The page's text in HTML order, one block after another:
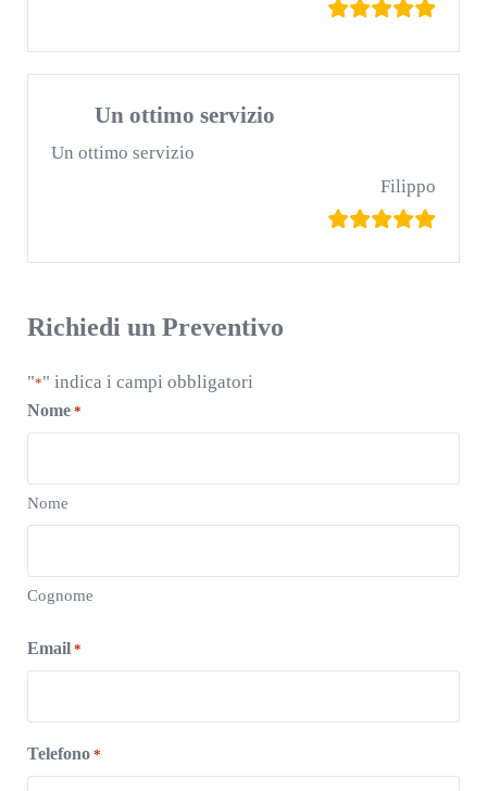
Un ottimo servizio
Un ottimo servizio
Filippo
Richiedi un Preventivo
"*" indica i campi obbligatori
Nome *
Nome
Cognome
Email *
Telefono *